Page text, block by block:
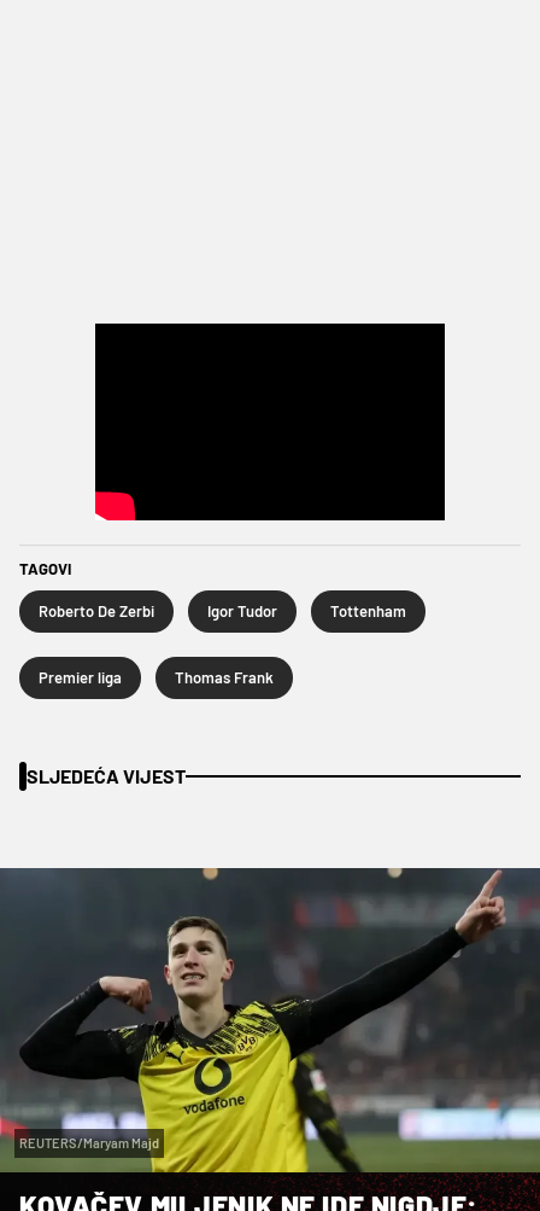
TAGOVI
Roberto De Zerbi Igor Tudor Tottenham
Premier liga Thomas Frank
SLJEDEĆA VIJEST
REUTERS/Maryam Majd